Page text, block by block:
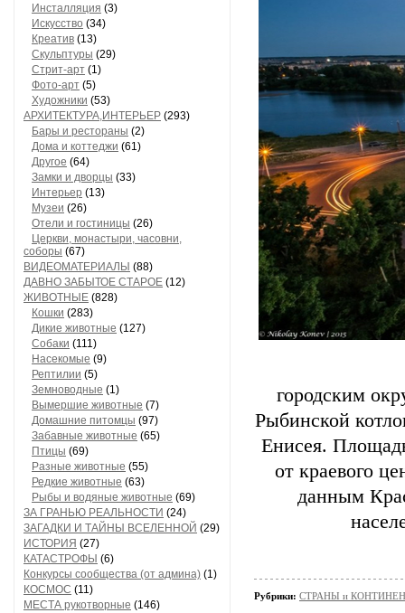
Инсталляция (3)
Искусство (34)
Креатив (13)
Скульптуры (29)
Стрит-арт (1)
Фото-арт (5)
Художники (53)
АРХИТЕКТУРА,ИНТЕРЬЕР (293)
Бары и рестораны (2)
Дома и коттеджи (61)
Другое (64)
Замки и дворцы (33)
Интерьер (13)
Музеи (26)
Отели и гостиницы (26)
Церкви, монастыри, часовни,
соборы (67)
ВИДЕОМАТЕРИАЛЫ (88)
ДАВНО ЗАБЫТОЕ СТАРОЕ (12)
ЖИВОТНЫЕ (828)
Кошки (283)
Дикие животные (127)
Собаки (111)
Насекомые (9)
Рептилии (5)
Земноводные (1)
Вымершие животные (7)
Домашние питомцы (97)
Забавные животные (65)
Птицы (69)
Разные животные (55)
Редкие животные (63)
Рыбы и водяные животные (69)
ЗА ГРАНЬЮ РЕАЛЬНОСТИ (24)
ЗАГАДКИ И ТАЙНЫ ВСЕЛЕННОЙ (29)
ИСТОРИЯ (27)
КАТАСТРОФЫ (6)
Конкурсы сообщества (от админа) (1)
КОСМОС (11)
МЕСТА рукотворные (146)
городским
Рыбинской
Енисея.
от краевого
данным
Рубрики: СТРАНЫ и